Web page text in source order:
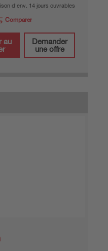
d'env. 14 jours ouvrables
Comparer
au
Demander
une offre